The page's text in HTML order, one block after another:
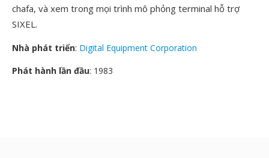
chafa, và xem trong mọi trình mô phỏng terminal hỗ trợ
SIXEL.
Nhà phát triển: Digital Equipment Corporation
Phát hành lần đầu: 1983